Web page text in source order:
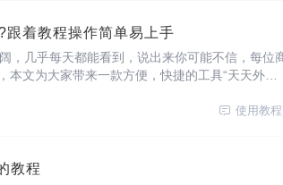
着教程操作简单易上手
，几乎每天都能看到，说出来你可能不信，每位
本文为大家带来一款方便，快捷的工具“天天外
使用教程
教程